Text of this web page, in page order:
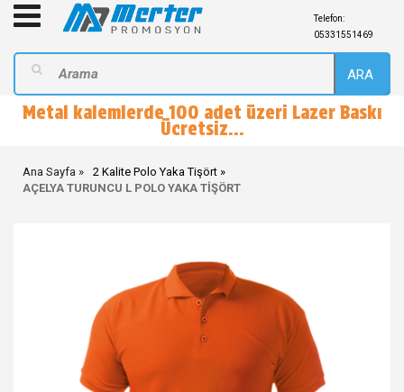
Telefon:
05331551469
ARA
Metal kalemlerde 100 adet üzeri Lazer Baskı
Ücretsiz...
Ana Sayfa
2 Kalite Polo Yaka Tişört
AÇELYA TURUNCU L POLO YAKA TİŞÖRT